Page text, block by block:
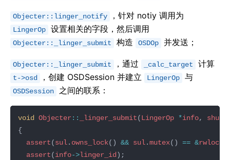
Objecter::linger_notify ，针对 notiy 调用为
LingerOp 设置相关的字段，然后调用
Objecter::_linger_submit 构造 OSDOp 并发送；
Objecter::_linger_submit ，通过 _calc_target 计算
t->osd ，创建 OSDSession 并建立 LingerOp 与
OSDSession 之间的联系：
void Objecter :: _linger_submit(LingerOp *info,
assert(sul. owns_lock() && sul.mutex() == &rwlock
assert(info->linger_id